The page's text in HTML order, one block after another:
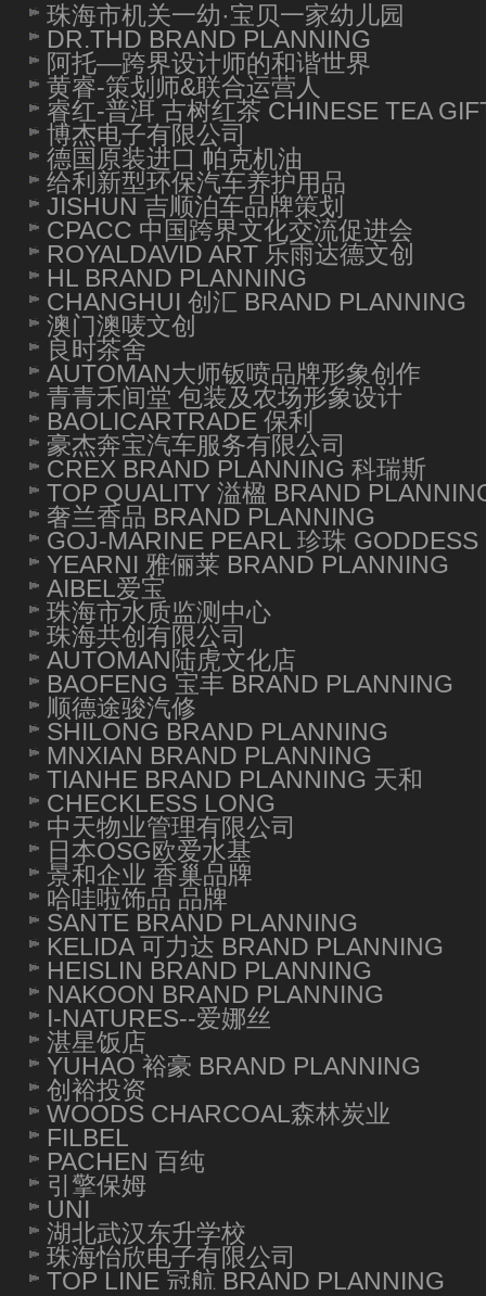
珠海市机关一幼·宝贝一家幼儿园
DR.THD BRAND PLANNING
阿托—跨界设计师的和谐世界
黄睿-策划师&联合运营人
睿红-普洱 古树红茶 CHINESE TEA
博杰电子有限公司
德国原装进口 帕克机油
给利新型环保汽车养护用品
JISHUN 吉顺泊车品牌策划
CPACC 中国跨界文化交流促进会
ROYALDAVID ART 乐雨达德文创
HL BRAND PLANNING
CHANGHUI 创汇 BRAND PLANNING
澳门澳唛文创
良时茶舍
AUTOMAN大师钣喷品牌形象创作
青青禾间堂 包装及农场形象设计
BAOLICARTRADE 保利
豪杰奔宝汽车服务有限公司
CREX BRAND PLANNING 科瑞斯
TOP QUALITY 溢楹 BRAND
奢兰香品 BRAND PLANNING
GOJ-MARINE PEARL 珍珠
YEARNI 雅俪莱 BRAND PLANNING
AIBEL爱宝
珠海市水质监测中心
珠海共创有限公司
AUTOMAN陆虎文化店
BAOFENG 宝丰 BRAND PLANNING
顺德途骏汽修
SHILONG BRAND PLANNING
MNXIAN BRAND PLANNING
TIANHE BRAND PLANNING 天和
CHECKLESS LONG
中天物业管理有限公司
日本OSG欧爱水基
景和企业 香巢品牌
哈哇啦饰品 品牌
SANTE BRAND PLANNING
KELIDA 可力达 BRAND PLANNING
HEISLIN BRAND PLANNING
NAKOON BRAND PLANNING
I-NATURES--爱娜丝
湛星饭店
YUHAO 裕豪 BRAND PLANNING
创裕投资
WOODS CHARCOAL森林炭业
FILBEL
PACHEN 百纯
引擎保姆
UNI
湖北武汉东升学校
珠海怡欣电子有限公司
TOP LINE 冠航 BRAND PLANNING